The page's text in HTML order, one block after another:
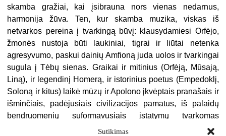
Sutikimas
skamba gražiai, kai įsibrauna nors vienas nedarnus,
harmonija žūva. Ten, kur skamba muzika, viskas iš
netvarkos pereina į tvarkingą būvį: klausydamiesi Orfėjo,
žmonės nustoja būti laukiniai, tigrai ir liūtai netenka
agresyvumo, paskui dainių Amfioną juda uolos ir tvarkingai
sugula į Tėbų sienas. Graikai ir mitinius (Orfėją, Mūsają,
Liną), ir legendinį Homerą, ir istorinius poetus (Empedoklį,
Soloną ir kitus) laikė mūzų ir Apolono įkvėptais pranašais ir
išminčiais, padėjusiais civilizacijos pamatus, iš palaidų
bendruomenių suformavusiais įstatymų tvarkomas
valstybes. Romėnai poetą irgi vadino žodžiu vates –